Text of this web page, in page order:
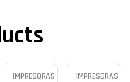
IMPRESORAS IMPRESORAS